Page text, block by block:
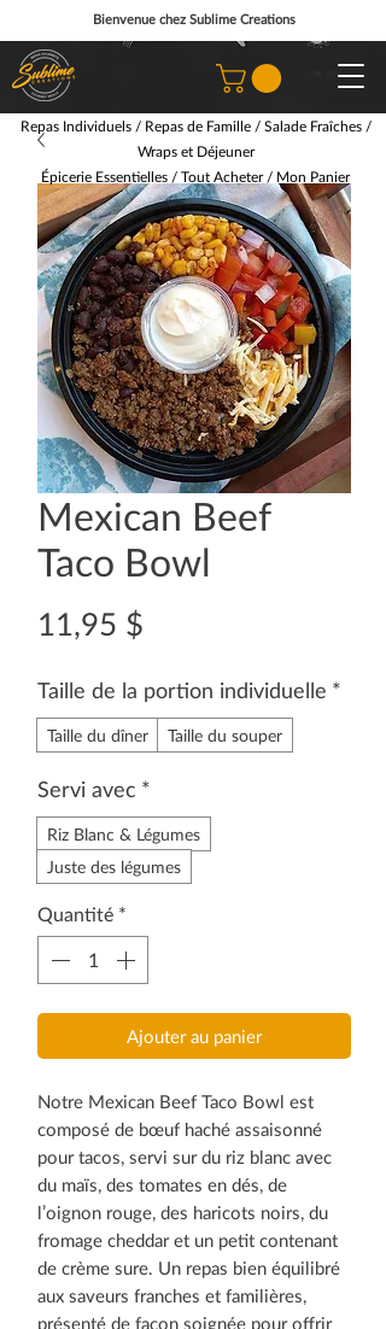
Bienvenue chez Sublime Creations
Mexican Beef
Taco Bowl
11,95 $
Taille de la portion individuelle *
Taille du dîner Taille du souper
Servi avec *
Riz Blanc & Légumes
Juste des légumes
Quantité *
Ajouter au panier
Notre Mexican Beef Taco Bowl est
composé de bœuf haché assaisonné
pour tacos, servi sur du riz blanc avec
du maïs, des tomates en dés, de
l’oignon rouge, des haricots noirs, du
fromage cheddar et un petit contenant
de crème sure. Un repas bien équilibré
aux saveurs franches et familières,
présenté de façon soignée pour offrir
Repas Individuels/ Repas de Famille/ Salade Fraîches/
Wraps et Déjeuner
Épicerie Essentielles / Tout Acheter/ Mon Panier